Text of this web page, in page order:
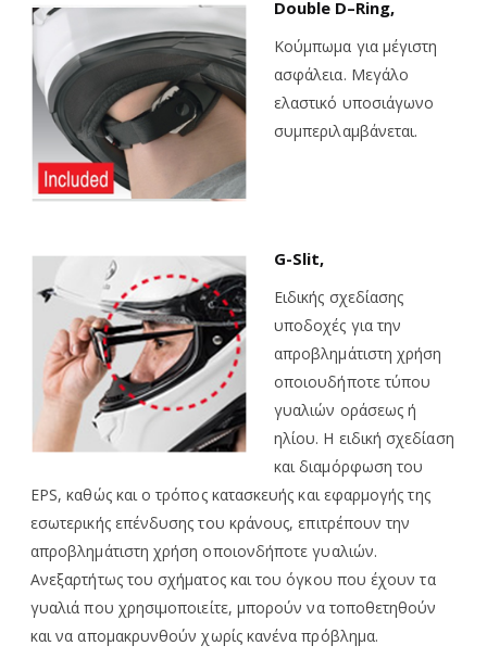
Double D–Ring,
Κούμπωμα για μέγιστη
ασφάλεια. Μεγάλο
ελαστικό υποσιάγωνο
συμπεριλαμβάνεται.
G-Slit,
Ειδικής σχεδίασης
υποδοχές για την
απροβλημάτιστη χρήση
οποιουδήποτε τύπου
γυαλιών οράσεως ή
ηλίου. Η ειδική σχεδίαση
και διαμόρφωση του
EPS, καθώς και ο τρόπος κατασκευής και εφαρμογής της
εσωτερικής επένδυσης του κράνους, επιτρέπουν την
απροβλημάτιστη χρήση οποιονδήποτε γυαλιών.
Ανεξαρτήτως του σχήματος και του όγκου που έχουν τα
γυαλιά που χρησιμοποιείτε, μπορούν να τοποθετηθούν
και να απομακρυνθούν χωρίς κανένα πρόβλημα.